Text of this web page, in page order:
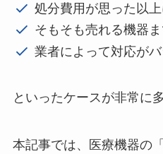
処分費用が思った以
そもそも売れる機器
業者によって対応が
といったケースが非常に
本記事では、医療機器の